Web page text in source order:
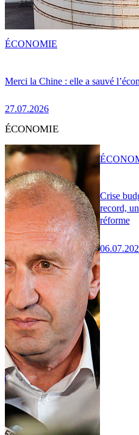
Merci la Chine : elle a sauvé
27.07.2026
ÉCONOMIE
ÉCONOMIE
Crise
record,
réforme